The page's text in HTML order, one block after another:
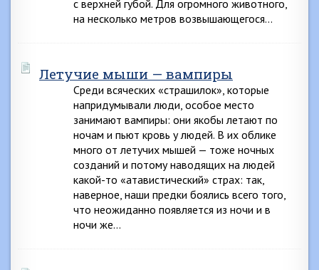
с верхней губой. Для огромного животного,
на несколько метров возвышающегося…
Летучие мыши — вампиры
Среди всяческих «страшилок», которые
напридумывали люди, особое место
занимают вампиры: они якобы летают по
ночам и пьют кровь у людей. В их облике
много от летучих мышей — тоже ночных
созданий и потому наводящих на людей
какой-то «атавистический» страх: так,
наверное, наши предки боялись всего того,
что неожиданно появляется из ночи и в
ночи же…